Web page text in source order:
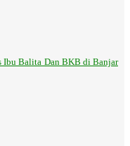
Ibu Balita Dan BKB di Banjar